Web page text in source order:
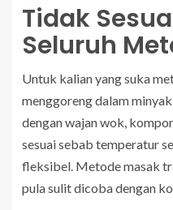
Tidak
Seluruh
Untuk kalian yang suka
menggoreng dalam
dengan wajan wok,
sesuai sebab temperatur
fleksibel. Metode masak
pula sulit dicoba dengan